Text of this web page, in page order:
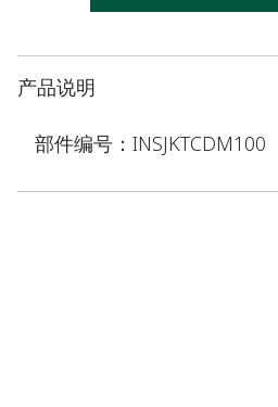
产品说明
部件编号：INSJKTCDM100